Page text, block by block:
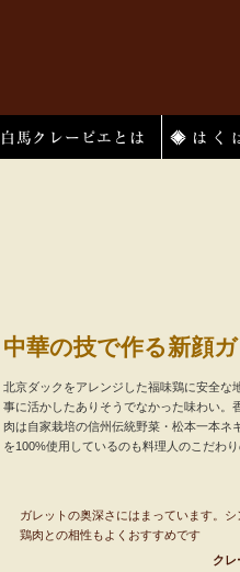
中華の技で作る新顔
北京ダックをアレンジした福味鶏に安全な
事に活かしたありそうでなかった味わい。
肉は自家栽培の信州伝統野菜・松本一本
を100%使用しているのも料理人のこだわり
ガレットの奥深さにはまっています。
鶏肉との相性もよくおすすめです
クレ